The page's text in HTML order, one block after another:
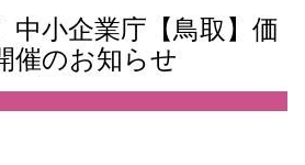
中小企業庁【鳥取】価
催のお知らせ